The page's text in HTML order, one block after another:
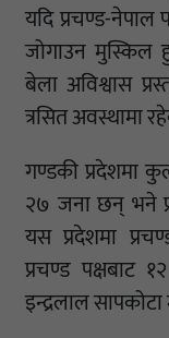
यदि प्रचण्ड-नेपाल
जोगाउन
बेला अविश्वास
त्रसित अवस्थामा
गण्डकी प्रदेशमा
२७ जना छन् भने
यस प्रदेशमा
प्रचण्ड पक्षबाट
इन्द्रलाल सापकोटा